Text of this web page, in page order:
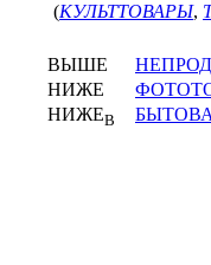
(КУЛЬТТОВАРЫ,
ВЫШЕ
НИЖЕ
НИЖЕВ